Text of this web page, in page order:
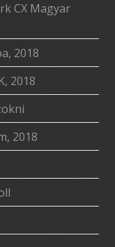
CX Magyar
2018
2018
2018